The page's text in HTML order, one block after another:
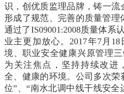
识，创优质监理品牌，铸一流
形成了规范、完善的质量管理
通过了IS09001:2008质量体系
业主更加放心。2017年7月
境、职业安全健康兴原管理
为关注焦点，坚持持续改进
全、健康的环境。公司多次荣
位”、“南水北调中线干线安